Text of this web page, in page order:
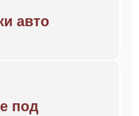
авто
под